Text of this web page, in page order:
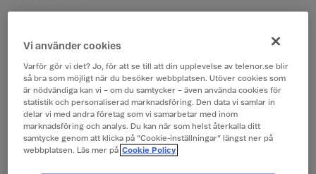
Alla priser är inklusive moms.
Surfa
149 kr/dygn (0,1 GB)
(Surfpass)
Ringa och ta emot
Vi använder cookies
Varför gör vi det? Jo, för att se till att din upplevelse av telenor.se blir
så bra som möjligt när du besöker webbplatsen. Utöver cookies som
är nödvändiga kan vi – om du samtycker – även använda cookies för
statistik och personaliserad marknadsföring. Den data vi samlar in
delar vi med andra företag som vi samarbetar med inom
marknadsföring och analys. Du kan när som helst återkalla ditt
samtycke genom att klicka på ”Cookie-inställningar” längst ner på
webbplatsen. Läs mer på Cookie Policy